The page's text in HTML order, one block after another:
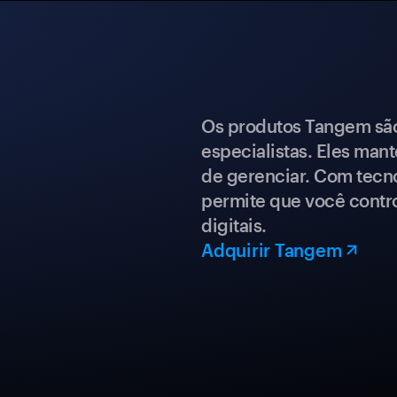
Os produtos Tangem
especialistas. Eles
de gerenciar. Com
permite que você
digitais.
Adquirir Tangem